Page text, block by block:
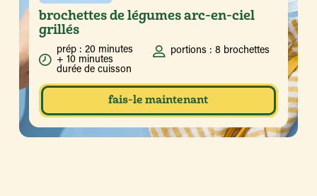
brochettes de légumes arc-en-ciel
grillés
prép : 20 minutes
+ 10 minutes
durée de cuisson
portions : 8 brochettes
fais-le maintenant